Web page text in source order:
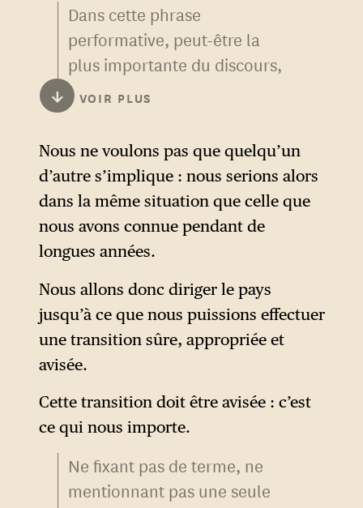
Vendredi 24 octobre,
l’administration Trump avait
annoncé le déploiement du
porte-avions Gerald R. Ford
— le plus important au
monde — ainsi que de son
groupe aéronaval dans la
région. En décembre, des
avions-cargos C-17,
principalement utilisés pour
le transport de troupes et de
matériel militaire, ont effectué
au moins 16 vols vers Porto
Rico depuis des bases
militaires américaines.
Le porte-parole du Pentagone
avait justifié ce déploiement
inhabituel par l’objectif de
Dans cette phrase
performative, peut-être la
plus importante du discours,
Donald Trump annonce que
les États-Unis prennent
le contrôle du
Venezuela.
Cette annonce met
l’opposition vénézuélienne
dans le flou : après avoir
gardé un très long silence —
qui laisse penser qu’elle
n’avait pas été informée des
plans américains, que va faire
María Corina Machado qui a
plusieurs fois demandé une
telle opération ?
Dans le communiqué qu’elle a
publié sur X à 16h26 (heure de
↓ VOIR PLUS
Nous ne voulons pas que quelqu’un
d’autre s’implique : nous serions alors
dans la même situation que celle que
nous avons connue pendant de
longues années.
Nous allons donc diriger le pays
jusqu’à ce que nous puissions effectuer
une transition sûre, appropriée et
avisée.
Cette transition doit être avisée : c’est
ce qui nous importe.
Ne fixant pas de terme, ne
mentionnant pas une seule